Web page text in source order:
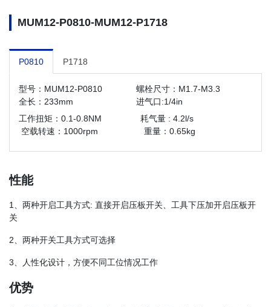
MUM12-P0810-MUM12-P1718
P0810 P1718
型号：MUM12-P0810 螺栓尺寸：M1.7-M3.3
全长：233mm 进气口:1/4in
工作扭矩：0.1-0.8NM 耗气量 : 4.2l/s
空载转速：1000rpm 重量：0.65kg
性能
1、两种开启工具方式: 直接开启压板开关、工具下压加开启压板开
关
2、两种开关工具方式可选择
3、人性化设计，方便不同工位情况工作
优势